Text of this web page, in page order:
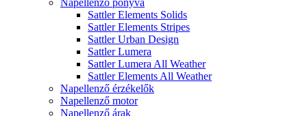
Napellenző ponyva
Sattler Elements Solids
Sattler Elements Stripes
Sattler Urban Design
Sattler Lumera
Sattler Lumera All Weather
Sattler Elements All Weather
Napellenző érzékelők
Napellenző motor
Napellenző árak